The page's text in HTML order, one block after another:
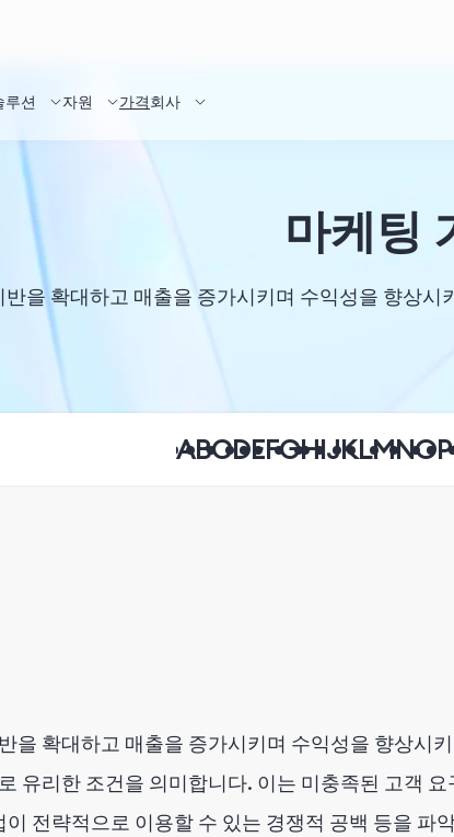
루션 자원 가격회사
마케팅
을 확대하고 매출을 증가시키며 수익성을 향상
ABCDEFGHIJKLMNOP
을 확대하고 매출을 증가시키며 수익성을 향상시
유리한 조건을 의미합니다. 이는 미충족된 고객 요
전략적으로 이용할 수 있는 경쟁적 공백 등을 파